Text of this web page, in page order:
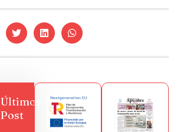
Últimos
Post